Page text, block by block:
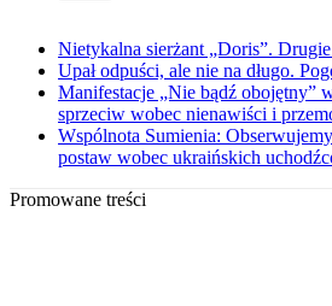
Nietykalna sierżant „Doris”.
Upał odpuści, ale nie na długo.
Manifestacje „Nie bądź obojętny”
sprzeciw wobec nienawiści i
Wspólnota Sumienia:
postaw wobec ukraińskich
Promowane treści